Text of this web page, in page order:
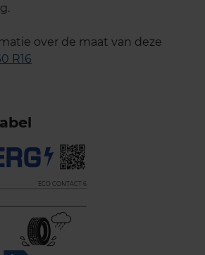
over de maat van deze
R16
ECO CONTACT 6